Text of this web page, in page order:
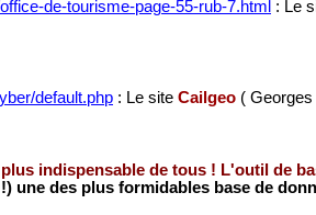
de-tourisme-page-55-rub-7.html : Le
default.php : Le site Cailgeo (
indispensable de tous ! L'outil de
une des plus formidables base de